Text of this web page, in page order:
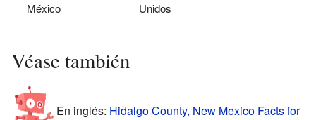
México
Unidos
Véase también
En inglés: Hidalgo County, New Mexico Facts for